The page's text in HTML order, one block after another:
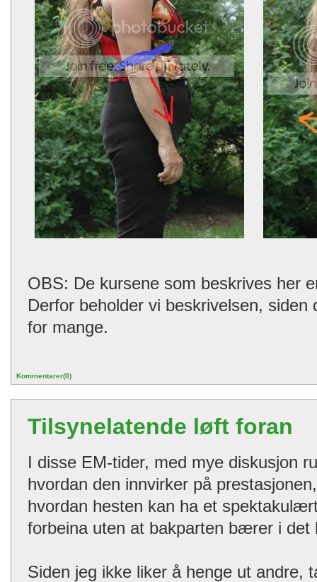
OBS: De kursene som beskrives her
Derfor beholder vi beskrivelsen,
for mange.
Kommentarer(0)
Tilsynelatende løft foran
I disse EM-tider, med mye diskusjon
hvordan den innvirker på
hvordan hesten kan ha et
forbeina uten at bakparten bærer i det
Siden jeg ikke liker å henge ut andre,